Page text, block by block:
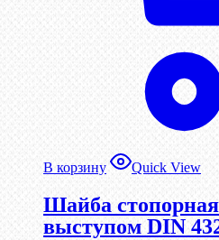
В корзину Quick View
Шайба
выступом DIN